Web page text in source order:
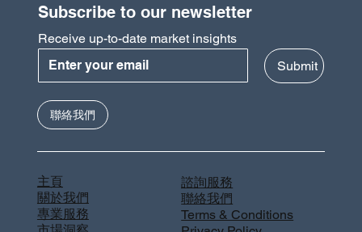
香港定價策略 2025｜高端市場與大眾市場定
位
Subscribe to our newsletter
Receive up-to-date market insights
Submit
聯絡我們
主頁
關於我們
專業服務
諮詢服務
聯絡我們
Terms & Conditions